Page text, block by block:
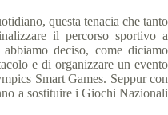
questa tenacia che tanto
il percorso sportivo a
deciso, come diciamo
e di organizzare un evento
Smart Games. Seppur con
a sostituire i Giochi Nazionali